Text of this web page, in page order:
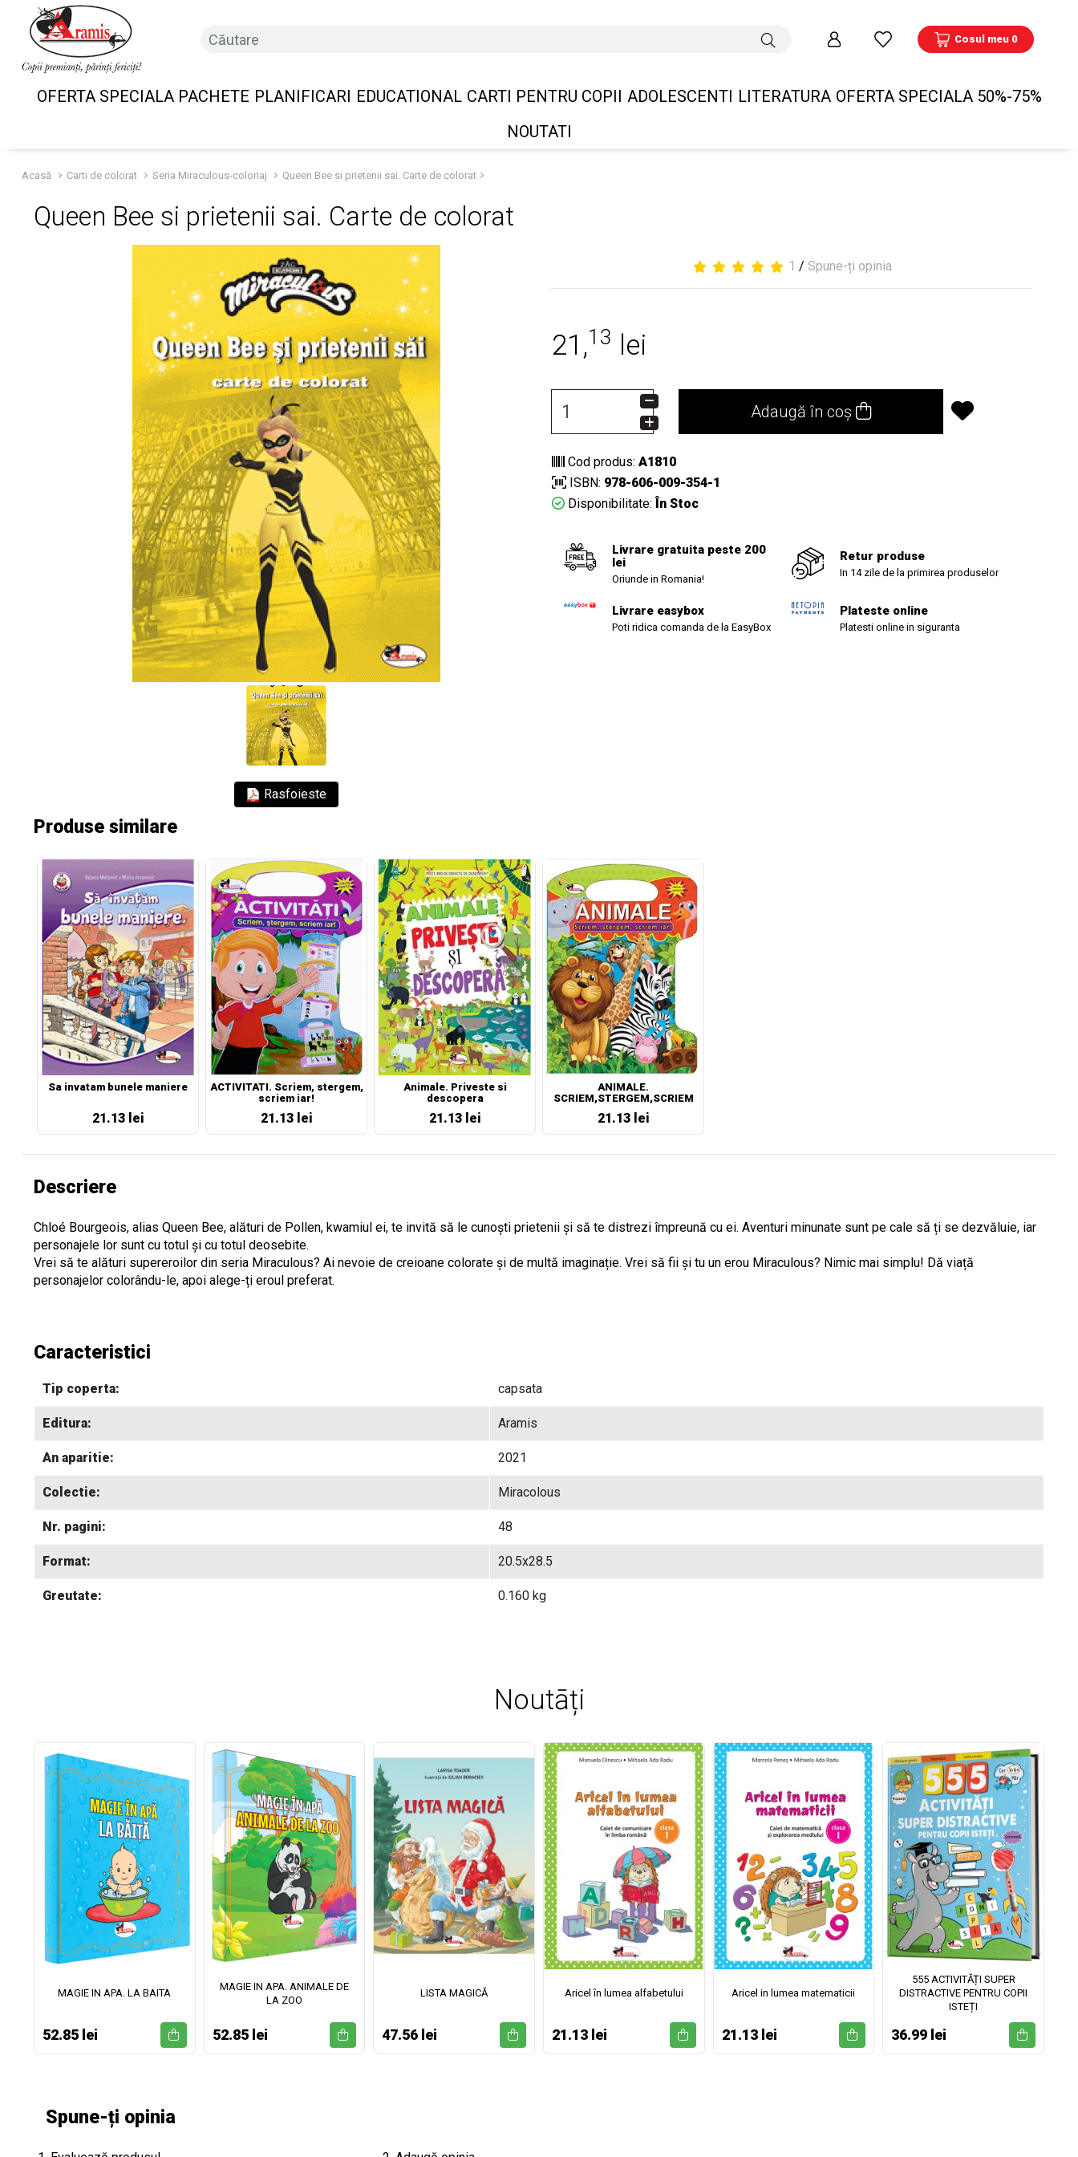
Cosul meu 0
OFERTA SPECIALA PACHETE PLANIFICARI EDUCATIONAL CARTI PENTRU COPII ADOLESCENTI LITERATURA OFERTA SPECIALA 50%-75%
NOUTATI
Acasă Carti de colorat Seria Miraculous-coloriaj Queen Bee si prietenii sai. Carte de colorat
Queen Bee si prietenii sai. Carte de colorat
Rasfoieste
1 / Spune-ți opinia
21,13 lei
Adaugă în coș
Cod produs: A1810
ISBN: 978-606-009-354-1
Disponibilitate: În Stoc
Livrare gratuita peste 200
lei
Oriunde in Romania!
Retur produse
In 14 zile de la primirea produselor
Livrare easybox
Poti ridica comanda de la EasyBox
Plateste online
Platesti online in siguranta
Produse similare
Sa invatam bunele maniere
21.13 lei
ACTIVITATI. Scriem, stergem,
scriem iar!
21.13 lei
Animale. Priveste si
descopera
21.13 lei
ANIMALE.
SCRIEM,STERGEM,SCRIEM
21.13 lei
Descriere
Chloé Bourgeois, alias Queen Bee, alături de Pollen, kwamiul ei, te invită să le cunoști prietenii și să te distrezi împreună cu ei. Aventuri minunate sunt pe cale să ți se dezvăluie, iar
personajele lor sunt cu totul și cu totul deosebite.
Vrei să te alături supereroilor din seria Miraculous? Ai nevoie de creioane colorate și de multă imaginație. Vrei să fii și tu un erou Miraculous? Nimic mai simplu! Dă viață
personajelor colorându-le, apoi alege-ți eroul preferat.
Caracteristici
Tip coperta: capsata
Editura: Aramis
An aparitie: 2021
Colectie: Miracolous
Nr. pagini: 48
Format: 20.5x28.5
Greutate: 0.160 kg
Noutāți
MAGIE IN APA. LA BAITA
52.85 lei
MAGIE IN APA. ANIMALE DE
LA ZOO
52.85 lei
LISTA MAGICĂ
47.56 lei
Aricel în lumea alfabetului
21.13 lei
Aricel in lumea matematicii
21.13 lei
555 ACTIVITĂȚI SUPER
DISTRACTIVE PENTRU COPII
ISTEȚI
36.99 lei
Spune-ți opinia